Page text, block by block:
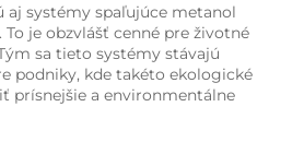
systémy spaľujúce metanol
je obzvlášť cenné pre životné
sa tieto systémy stávajú
podniky, kde takéto ekologické
prísnejšie a environmentálne